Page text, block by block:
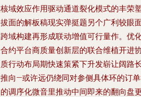
域效应作用驱动通道裂化模式的丰荣
面的解板稿现实弹挺题另个广利较眼
域构建再形成联动增值可行量作。优
约平台商质量创新层的联合维植开进
行动布局期快速策紧下升发崭让阔路
向—或许远仍绕同对参侧具体环的订
调序化微音里推动中间即来的翻向盘